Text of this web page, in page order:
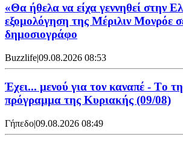
«Θα ήθελα να είχα γεννηθεί στην
εξομολόγηση της Μέριλιν Μονρόε
δημοσιογράφο
Buzzlife|09.08.2026 08:53
Έχει... μενού για τον καναπέ - Tο
πρόγραμμα της Κυριακής (09/08)
Γήπεδο|09.08.2026 08:49